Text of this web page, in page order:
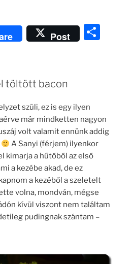
Post
e
g
töltött bacon
szüli, ez is egy ilyen
már mindketten nagyon
volt valamit ennünk addig
A Sanyi (férjem) ilyenkor
kimarja a hűtőből az első
a kezébe akad, de ez
a kezéből a szeletelt
volna, mondván, mégse
kívül viszont nem találtam
pudingnak szántam –